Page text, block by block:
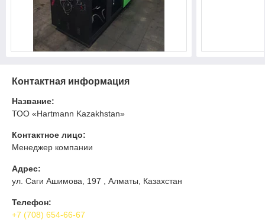
Контактная информация
Название:
ТОО «Hartmann Kazakhstan»
Контактное лицо:
Менеджер компании
Адрес:
ул. Саги Ашимова, 197 , Алматы, Казахстан
Телефон:
+7 (708) 654-66-67